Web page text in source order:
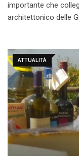
importante che
architettonico delle
ATTUALITÀ